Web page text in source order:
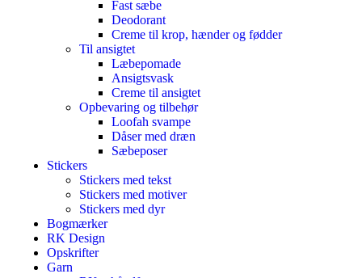
Fast sæbe
Deodorant
Creme til krop, hænder og fødder
Til ansigtet
Læbepomade
Ansigtsvask
Creme til ansigtet
Opbevaring og tilbehør
Loofah svampe
Dåser med dræn
Sæbeposer
Stickers
Stickers med tekst
Stickers med motiver
Stickers med dyr
Bogmærker
RK Design
Opskrifter
Garn